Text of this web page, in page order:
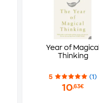
Year of Magical
Thinking
5 (1)
10,63€